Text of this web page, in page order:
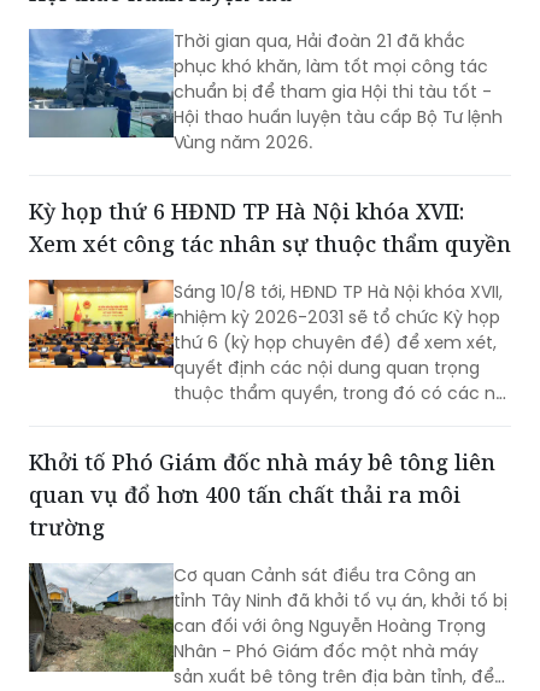
Thời gian qua, Hải đoàn 21 đã khắc
phục khó khăn, làm tốt mọi công tác
chuẩn bị để tham gia Hội thi tàu tốt -
Hội thao huấn luyện tàu cấp Bộ Tư lệnh
Vùng năm 2026.
Kỳ họp thứ 6 HĐND TP Hà Nội khóa XVII:
Xem xét công tác nhân sự thuộc thẩm quyền
Sáng 10/8 tới, HĐND TP Hà Nội khóa XVII,
nhiệm kỳ 2026-2031 sẽ tổ chức Kỳ họp
thứ 6 (kỳ họp chuyên đề) để xem xét,
quyết định các nội dung quan trọng
thuộc thẩm quyền, trong đó có các nội
Khởi tố Phó Giám đốc nhà máy bê tông liên
quan vụ đổ hơn 400 tấn chất thải ra môi
trường
Cơ quan Cảnh sát điều tra Công an
tỉnh Tây Ninh đã khởi tố vụ án, khởi tố bị
can đối với ông Nguyễn Hoàng Trọng
Nhân - Phó Giám đốc một nhà máy
sản xuất bê tông trên địa bàn tỉnh, để